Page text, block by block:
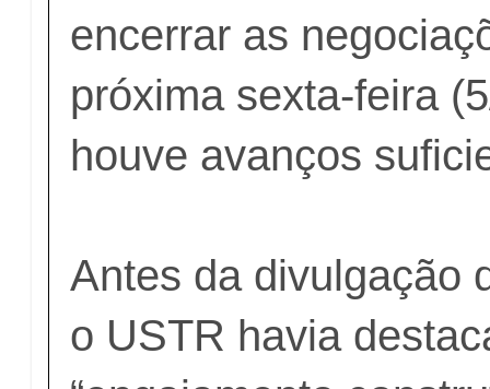
encerrar as
próxima sexta-feira
houve avanços
Antes da divulgação
o USTR havia